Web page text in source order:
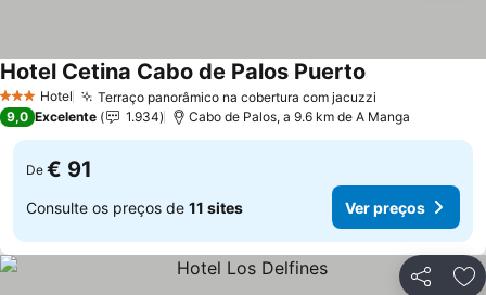
3 EstrelasHotel Terraço panorâmico na cobertura com jacuzzi
Hotel Cetina Cabo de Palos Puerto
9,0 Excelente 1.934 Cabo de Palos, a 9.6 km de A Manga
De € 91
Consulte os preços de 11 sites Ver preços
Partilhar